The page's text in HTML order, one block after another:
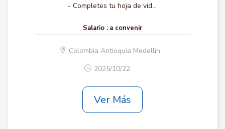
- Completes tu hoja de vid...
Salario : a convenir
Colombia Antioquia Medellin
2025/10/22
Ver Más